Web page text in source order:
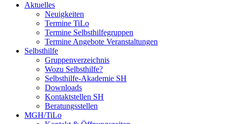
Aktuelles
Neuigkeiten
Termine TiLo
Termine Selbsthilfegruppen
Termine Angebote Veranstaltungen
Selbsthilfe
Gruppenverzeichnis
Wozu Selbsthilfe?
Selbsthilfe-Akademie SH
Downloads
Kontaktstellen SH
Beratungsstellen
MGH/TiLo